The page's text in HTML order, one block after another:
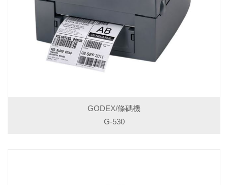
GODEX/條碼機
G-530